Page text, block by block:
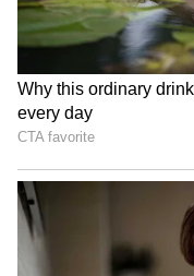
இன்றைய (நவம்பர்
தங்கத்தின் விலை
உயர்ந்து